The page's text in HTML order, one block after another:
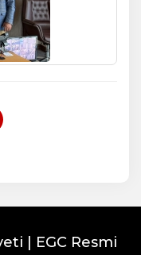
| EGC Resmi